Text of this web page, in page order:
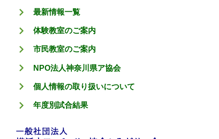
最新情報一覧
体験教室のご案内
市民教室のご案内
NPO法人神奈川県ア協会
個人情報の取り扱いについて
年度別試合結果